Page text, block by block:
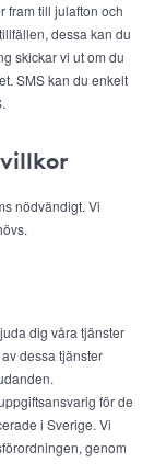
fram till julafton och
dessa kan du
skickar vi ut om du
SMS kan du enkelt
nödvändigt. Vi
dig våra tjänster
dessa tjänster
för de
i Sverige. Vi
genom